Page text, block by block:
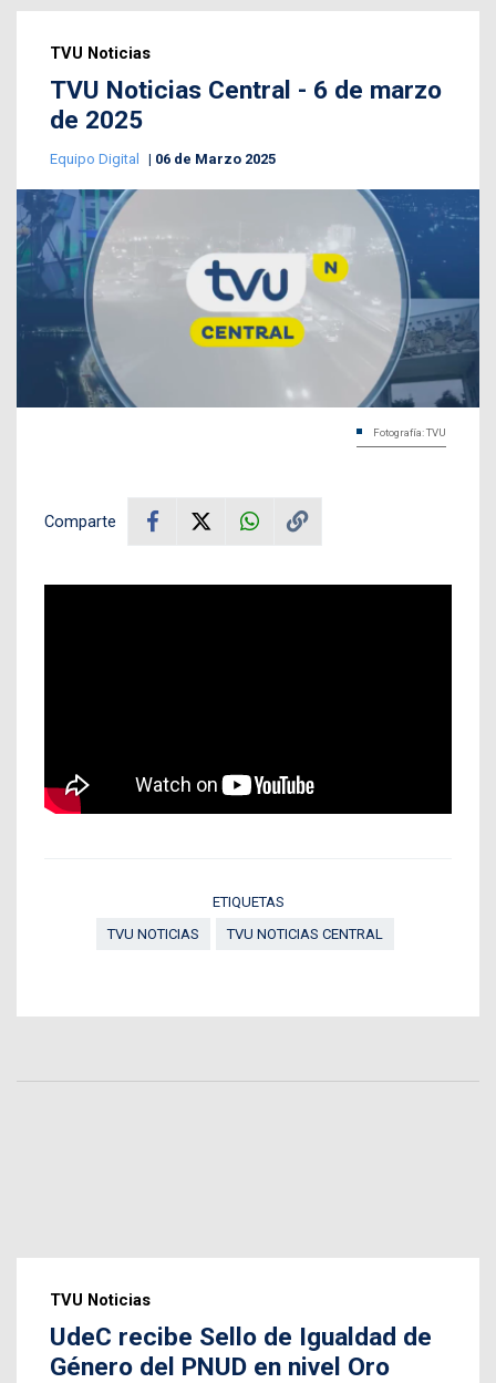
TVU Noticias
TVU Noticias Central - 6 de marzo
de 2025
Equipo Digital 06 de Marzo 2025
Fotografía: TVU
Comparte
ETIQUETAS
TVU NOTICIAS
TVU NOTICIAS CENTRAL
TVU Noticias
UdeC recibe Sello de Igualdad de
Género del PNUD en nivel Oro